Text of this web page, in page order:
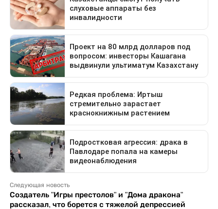
Следующая новость
Создатель "Игры престолов" и "Дома дракона"
рассказал, что борется с тяжелой депрессией